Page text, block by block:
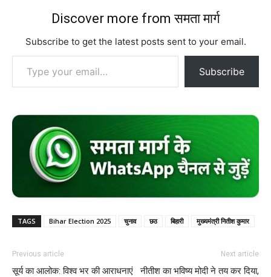
Discover more from समता मार्ग
Subscribe to get the latest posts sent to your email.
Type your email…
Subscribe
TAGS Bihar Election 2025 चुनाव छठ बिहारी मुख्यमंत्री नितीश कुमार
Previous article
सूर्य का आलोक: विश्व भर की आराधनाएं
Next article
नीतीश का भविष्य मोदी ने तय कर दिया,